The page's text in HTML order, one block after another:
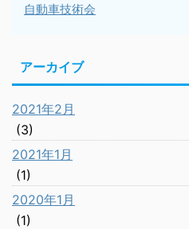
自動車技術会
アーカイブ
2021年2月
(3)
2021年1月
(1)
2020年1月
(1)